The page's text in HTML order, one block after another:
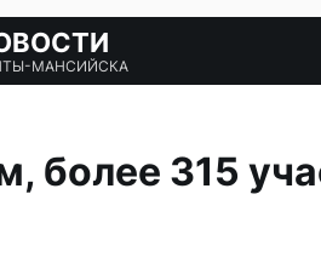
МАНСИЙСКА
более 315